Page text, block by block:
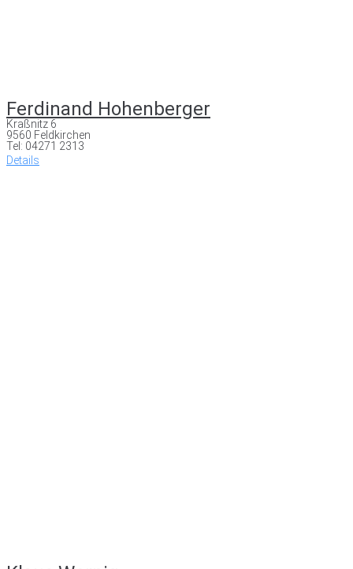
Ferdinand Hohenberger
Kraßnitz 6
9560 Feldkirchen
Tel: 04271 2313
Details